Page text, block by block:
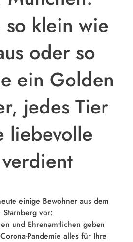
so klein wie
oder so
ein Golden
jedes Tier
liebevolle
einige Bewohner aus dem
Starnberg vor:
und Ehrenamtlichen geben
Pandemie alles für Ihre